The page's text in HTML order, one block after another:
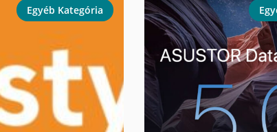
Egyéb Kategória